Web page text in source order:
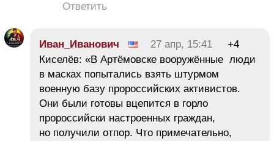
Ответить
Иван_Иванович 27 апр, 15:41
+4
Киселёв: «В Артёмовске вооружённые люди
в масках попытались взять штурмом
военную базу пророссийских активистов.
Они были готовы вцепится в горло
пророссийски настроенных граждан,
но получили отпор. Что примечательно,